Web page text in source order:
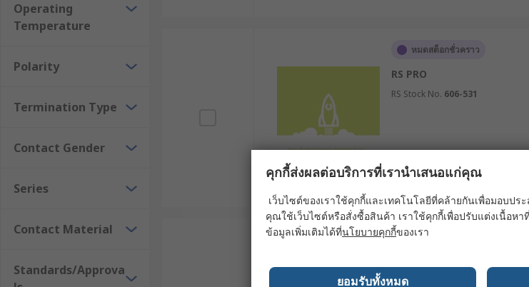
Operating
Temperature
Polarity
Termination Type
Contact Gender
Series
Contact Material
Standards/Approva
หมดสต็อกชั่วคราว
RS PRO
RS Stock No. 606-531
มีในสต็อก
RS PRO Cable Male N
Connector, 50 Ω, Straight
คุกกี้ส่งผลต่อบริการที่เรานำเสนอแก่คุณ
เว็บไซต์ของเราใช้คุกกี้และเทคโนโลยีที่คล้ายกันเพื่อมอบป
คุณใช้เว็บไซต์หรือสั่งซื้อสินค้า เราใช้คุกกี้เพื่อปรับแต่งเนื้อ
ข้อมูลเพิ่มเติมได้ที่นโยบายคุกกี้ของเรา
ยอมรับทั้งหมด